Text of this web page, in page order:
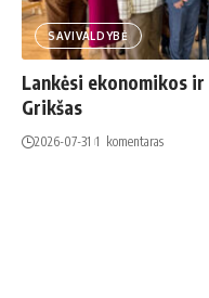
SAVIVALDYBĖ
Lankėsi ekonomikos
Grikšas
2026-07-31 1 komentaras